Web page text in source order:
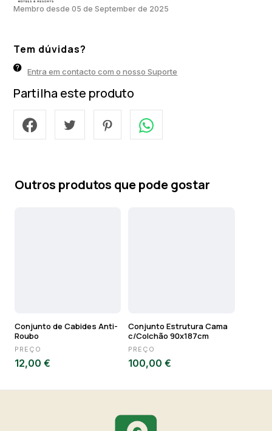
Membro desde 05 de September de 2025
Tem dúvidas?
Entra em contacto com o nosso Suporte
Partilha este produto
Outros produtos que pode gostar
Conjunto de Cabides Anti-
Roubo
PREÇO
12,00 €
Conjunto Estrutura Cama
c/Colchão 90x187cm
PREÇO
100,00 €